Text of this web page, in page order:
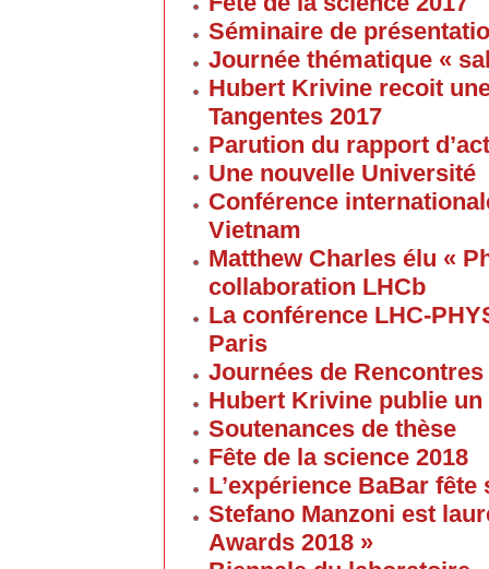
Séminaire de
Journée thématique «
Hubert Krivine recoit
Tangentes 2017
Parution du rapport
Une nouvelle Université
Conférence
Vietnam
Matthew Charles élu «
collaboration LHCb
La conférence LHC-
Paris
Journées de
Hubert Krivine publie
Soutenances de thèse
Fête de la science 2018
L’expérience BaBar fête
Stefano Manzoni est
Awards 2018 »